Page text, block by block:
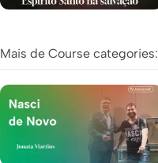
Mais de Course categories: